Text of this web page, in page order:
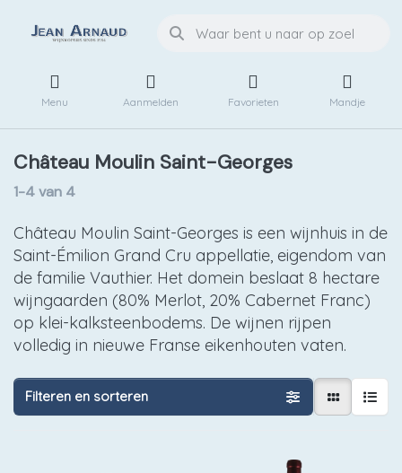
Menu Aanmelden Favorieten Mandje
Château Moulin Saint-Georges
1-4van 4
Château Moulin Saint-Georges is een wijnhuis in de
Saint-Émilion Grand Cru appellatie, eigendom van
de familie Vauthier. Het domein beslaat 8 hectare
wijngaarden (80% Merlot, 20% Cabernet Franc)
op klei-kalksteenbodems. De wijnen rijpen
volledig in nieuwe Franse eikenhouten vaten.
Filteren en sorteren